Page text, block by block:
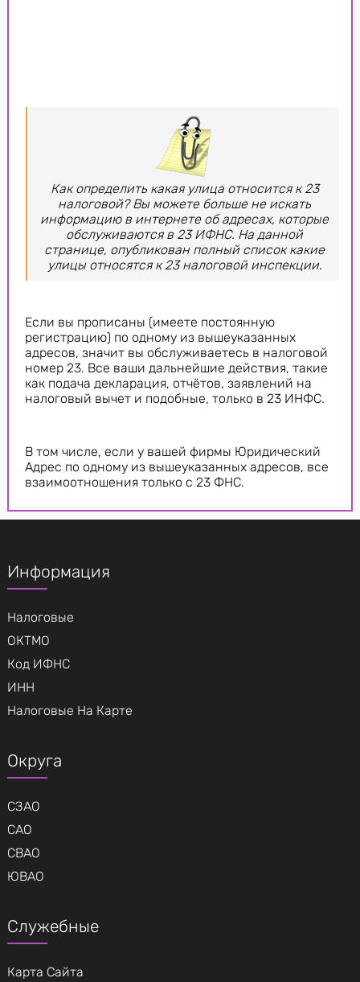
Как определить какая улица относится к 23
налоговой? Вы можете больше не искать
информацию в интернете об адресах, которые
обслуживаются в 23 ИФНС. На данной
странице, опубликован полный список какие
улицы относятся к 23 налоговой инспекции.
Если вы прописаны (имеете постоянную
регистрацию) по одному из вышеуказанных
адресов, значит вы обслуживаетесь в налоговой
номер 23. Все ваши дальнейшие действия, такие
как подача декларация, отчётов, заявлений на
налоговый вычет и подобные, только в 23 ИНФС.
В том числе, если у вашей фирмы Юридический
Адрес по одному из вышеуказанных адресов, все
взаимоотношения только с 23 ФНС.
Информация
Налоговые
ОКТМО
Код ИФНС
ИНН
Налоговые На Карте
Округа
СЗАО
САО
СВАО
ЮВАО
Служебные
Карта Сайта